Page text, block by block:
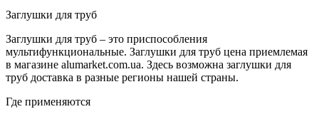
Заглушки для труб
Заглушки для труб – это приспособления
мультифункциональные. Заглушки для труб цена приемлемая
в магазине alumarket.com.ua. Здесь возможна заглушки для
труб доставка в разные регионы нашей страны.
Где применяются